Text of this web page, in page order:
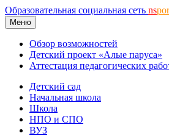
Образовательная социальная сеть ns
Меню
Обзор возможностей
Детский проект «Алые паруса»
Аттестация педагогических
Детский сад
Начальная школа
Школа
НПО и СПО
ВУЗ